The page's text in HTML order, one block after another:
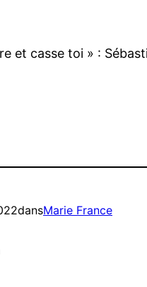
et casse toi » :
dansMarie France